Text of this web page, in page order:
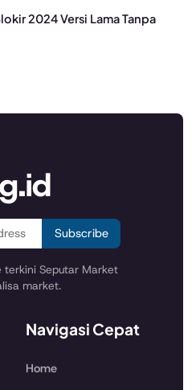
2024 Versi Lama Tanpa
Subscribe
terkini Seputar Market
market.
Navigasi Cepat
Home